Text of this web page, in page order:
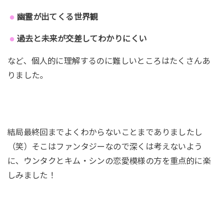
トッケビが（笑）
第15話 『思い出の地へ』
しかしトッケビとの日々の記憶が戻ったウンタクは
すぐトッケビを呼び出しまたラブラブに！サニーは
死神と何食わぬ顔でまた会うが、実は神の配慮で記
憶が残っていた！
幽霊が出てくる世界観
過去と未来が交差してわかりにくい
など、個人的に理解するのに難しいところはたくさんあ
りました。
結局最終回までよくわからないことまでありましたし
（笑）そこはファンタジーなので深くは考えないよう
に、ウンタクとキム・シンの恋愛模様の方を重点的に楽
しみました！